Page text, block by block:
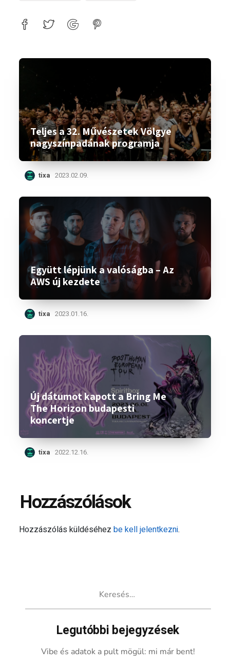
Teljes a 32. Művészetek Völgye
nagyszínpadának programja
tixa 2023.02.09.
Együtt lépjünk a valóságba – Az
AWS új kezdete
tixa 2023.01.16.
Új dátumot kapott a Bring Me
The Horizon budapesti
koncertje
tixa 2022.12.16.
Hozzászólások
Hozzászólás küldéséhezbe kell jelentkezni.
Legutóbbi bejegyzések
Vibe és adatok a pult mögül: mi már bent!